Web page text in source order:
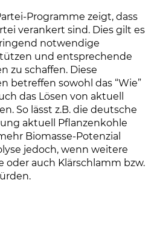
Programme zeigt, dass
verankert sind. Dies gilt es
notwendige
und entsprechende
zu schaffen. Diese
betreffen sowohl das “Wie”
das Lösen von aktuell
So lässt z.B. die deutsche
aktuell Pflanzenkohle
Biomasse-Potenzial
jedoch, wenn weitere
oder auch Klärschlamm bzw.